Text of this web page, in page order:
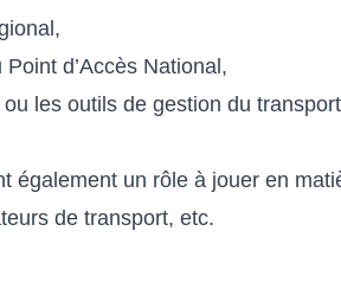
d’Accès National,
les outils de gestion du
également un rôle à jouer en
de transport, etc.